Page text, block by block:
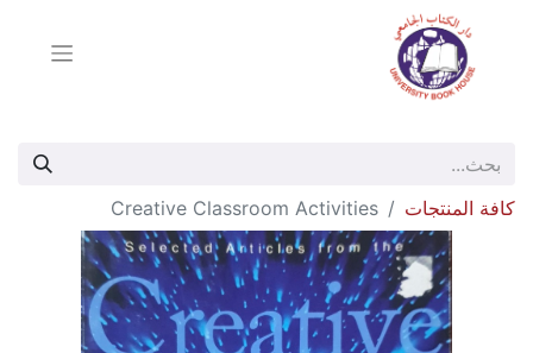
كافة المنتجات Creative Classroom Activities